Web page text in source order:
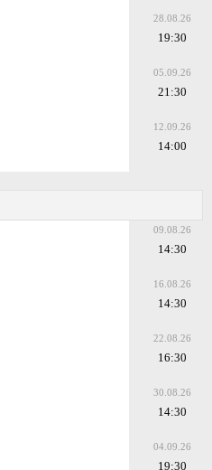
28.08.26
19:30
05.09.26
21:30
12.09.26
14:00
09.08.26
14:30
16.08.26
14:30
22.08.26
16:30
30.08.26
14:30
04.09.26
19:30